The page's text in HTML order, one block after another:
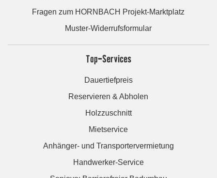
Fragen zum HORNBACH Projekt-Marktplatz
Muster-Widerrufsformular
Top-Services
Dauertiefpreis
Reservieren & Abholen
Holzzuschnitt
Mietservice
Anhänger- und Transportervermietung
Handwerker-Service